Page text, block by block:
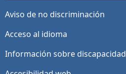
Aviso de no discriminación
Acceso al idioma
Información sobre discapacidad